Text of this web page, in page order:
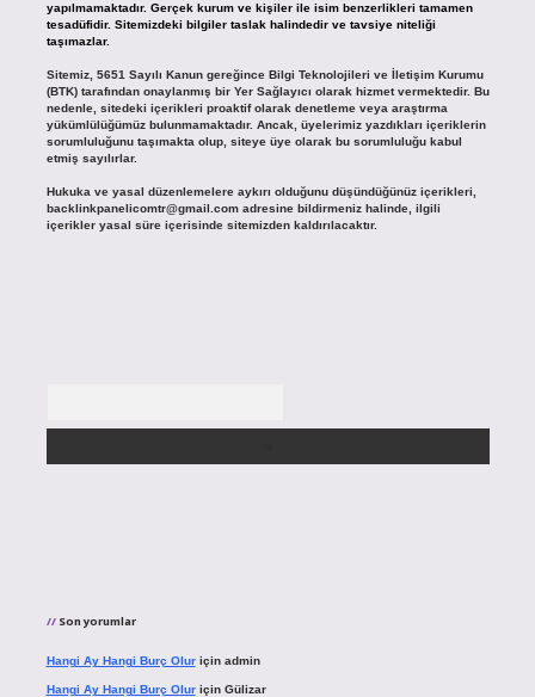
yapılmamaktadır. Gerçek kurum ve kişiler ile isim benzerlikleri tamamen
tesadüfidir. Sitemizdeki bilgiler taslak halindedir ve tavsiye niteliği
taşımazlar.
Sitemiz, 5651 Sayılı Kanun gereğince Bilgi Teknolojileri ve İletişim Kurumu
(BTK) tarafından onaylanmış bir Yer Sağlayıcı olarak hizmet vermektedir. Bu
nedenle, sitedeki içerikleri proaktif olarak denetleme veya araştırma
yükümlülüğümüz bulunmamaktadır. Ancak, üyelerimiz yazdıkları içeriklerin
sorumluluğunu taşımakta olup, siteye üye olarak bu sorumluluğu kabul
etmiş sayılırlar.
Hukuka ve yasal düzenlemelere aykırı olduğunu düşündüğünüz içerikleri,
backlinkpanelicomtr@gmail.comadresine bildirmeniz halinde, ilgili
içerikler yasal süre içerisinde sitemizden kaldırılacaktır.
Son yorumlar
Hangi Ay Hangi Burç Oluriçin admin
Hangi Ay Hangi Burç Oluriçin Gülizar